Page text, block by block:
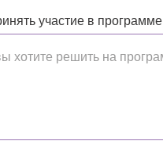
участие в программе